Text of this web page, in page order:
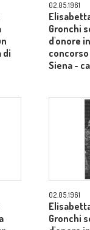
di
02.05.1961
Gronchi
d'onore
Siena -
02.05.1961
Gronchi